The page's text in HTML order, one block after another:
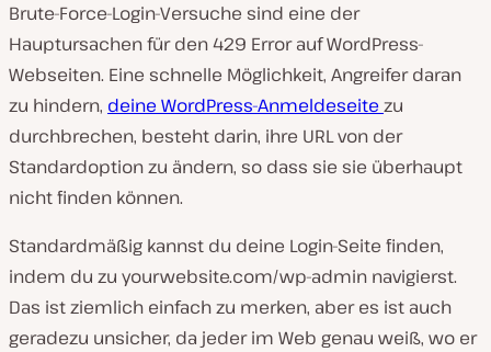
Brute-Force-Login-Versuche sind eine der
Hauptursachen für den 429 Error auf WordPress-
Webseiten. Eine schnelle Möglichkeit, Angreifer daran
zu hindern, deine WordPress-Anmeldeseite zu
durchbrechen, besteht darin, ihre URL von der
Standardoption zu ändern, so dass sie sie überhaupt
nicht finden können.
Standardmäßig kannst du deine Login-Seite finden,
indem du zu yourwebsite.com/wp-admin navigierst.
Das ist ziemlich einfach zu merken, aber es ist auch
geradezu unsicher, da jeder im Web genau weiß, wo er